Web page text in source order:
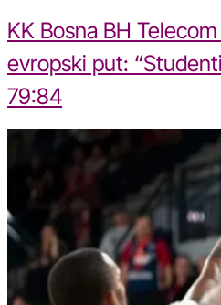
KK Bosna BH
evropski put:
79:84